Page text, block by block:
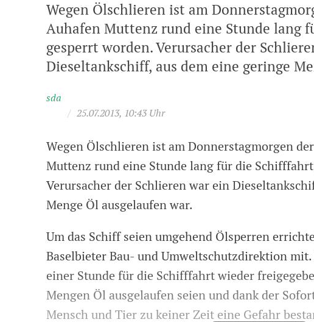
Wegen Ölschlieren ist am
Auhafen Muttenz rund eine Stunde lang
gesperrt worden. Verursacher der
Dieseltankschiff, aus dem eine geringe
sda
/ 25.07.2013, 10:43 Uhr
Wegen Ölschlieren ist am Donnerstagmorgen
Muttenz rund eine Stunde lang für die
Verursacher der Schlieren war ein
Menge Öl ausgelaufen war.
Um das Schiff seien umgehend Ölsperren
Baselbieter Bau- und Umweltschutzdirektion
einer Stunde für die Schifffahrt wieder
Mengen Öl ausgelaufen seien und dank der
Mensch und Tier zu keiner Zeit eine Gefahr